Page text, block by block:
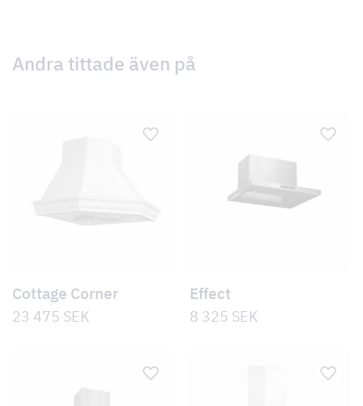
Andra tittade även på
Cottage Corner
23 475 SEK
Effect
8 325 SEK